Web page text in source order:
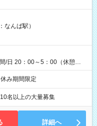
なんば駅）
/日 20：00～5：00（休憩
る場合があります。
み期間限定
名以上の大量募集
詳細へ